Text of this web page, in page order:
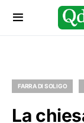
FARRA DI SOLIGO
La